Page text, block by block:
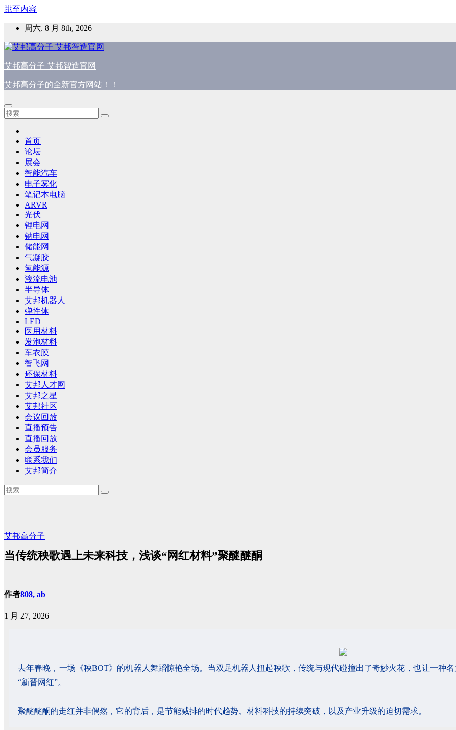
跳至内容
周六. 8 月 8th, 2026
艾邦高分子 艾邦智造官网
艾邦高分子的全新官方网站！！
首页
论坛
展会
智能汽车
电子雾化
笔记本电脑
ARVR
光伏
锂电网
钠电网
储能网
气凝胶
氢能源
液流电池
半导体
艾邦机器人
弹性体
LED
医用材料
发泡材料
车衣膜
智飞网
环保材料
艾邦人才网
艾邦之星
艾邦社区
会议回放
直播预告
直播回放
会员服务
联系我们
艾邦简介
艾邦高分子
当传统秧歌遇上未来科技，浅谈“网红材料”聚醚醚酮
作者808, ab
1 月 27, 2026
去年春晚，一场《秧BOT》的机器人舞蹈惊艳全场。当双足机器人扭起秧歌，传统与现代碰撞出了奇妙火花，也让一种
“新晋网红”。
聚醚醚酮的走红并非偶然，它的背后，是节能减排的时代趋势、材料科技的持续突破，以及产业升级的迫切需求。